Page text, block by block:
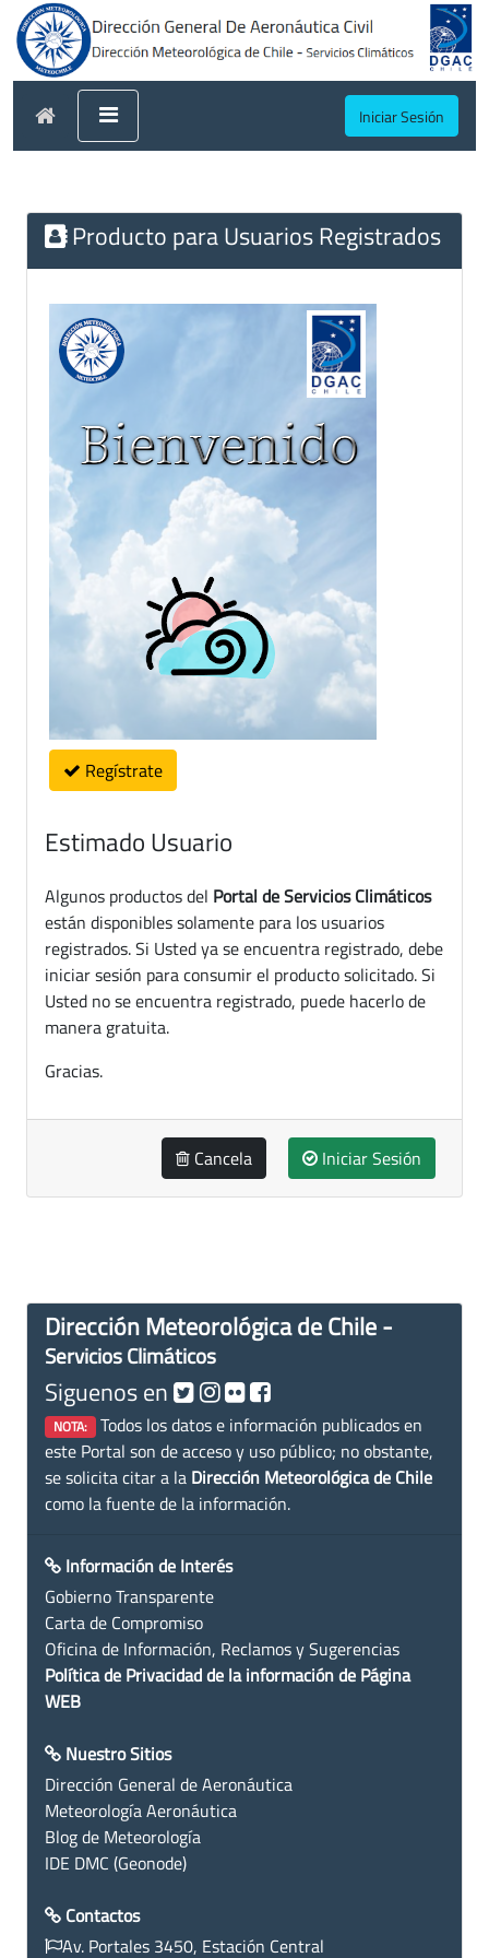
Iniciar Sesión
Producto para Usuarios Registrados
Regístrate
Estimado Usuario
Algunos productos del Portal de Servicios Climáticos
están disponibles solamente para los usuarios
registrados. Si Usted ya se encuentra registrado, debe
iniciar sesión para consumir el producto solicitado. Si
Usted no se encuentra registrado, puede hacerlo de
manera gratuita.
Gracias.
Cancela Iniciar Sesión
Dirección Meteorológica de Chile -
Servicios Climáticos
Siguenos en
NOTA: Todos los datos e información publicados en
este Portal son de acceso y uso público; no obstante,
se solicita citar a la Dirección Meteorológica de Chile
como la fuente de la información.
Información de Interés
Gobierno Transparente
Carta de Compromiso
Oficina de Información, Reclamos y Sugerencias
Política de Privacidad de la información de Página
WEB
Nuestro Sitios
Dirección General de Aeronáutica
Meteorología Aeronáutica
Blog de Meteorología
IDE DMC (Geonode)
Contactos
Av. Portales 3450, Estación Central